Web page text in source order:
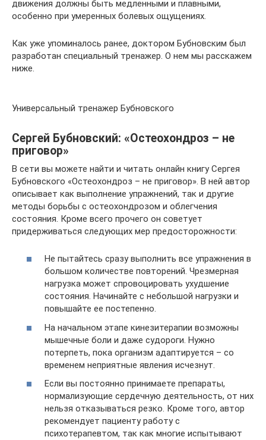
движения должны быть медленными и плавными,
особенно при умеренных болевых ощущениях.
Как уже упоминалось ранее, доктором Бубновским был
разработан специальный тренажер. О нем мы расскажем
ниже.
Универсальный тренажер Бубновского
Сергей Бубновский: «Остеохондроз – не
приговор»
В сети вы можете найти и читать онлайн книгу Сергея
Бубновского «Остеохондроз – не приговор». В ней автор
описывает как выполнение упражнений, так и другие
методы борьбы с остеохондрозом и облегчения
состояния. Кроме всего прочего он советует
придерживаться следующих мер предосторожности:
Не пытайтесь сразу выполнить все упражнения в
большом количестве повторений. Чрезмерная
нагрузка может спровоцировать ухудшение
состояния. Начинайте с небольшой нагрузки и
повышайте ее постепенно.
На начальном этапе кинезитерапии возможны
мышечные боли и даже судороги. Нужно
потерпеть, пока организм адаптируется – со
временем неприятные явления исчезнут.
Если вы постоянно принимаете препараты,
нормализующие сердечную деятельность, от них
нельзя отказываться резко. Кроме того, автор
рекомендует пациенту работу с
психотерапевтом, так как многие испытывают